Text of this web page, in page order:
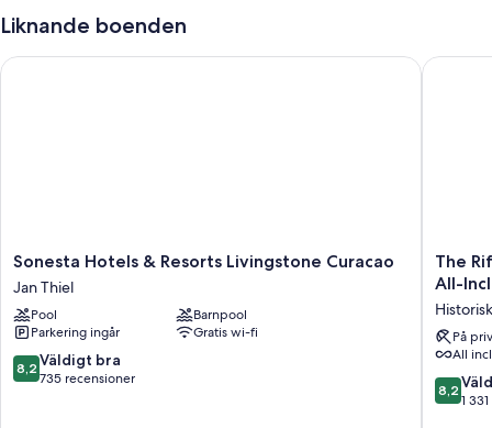
rummet samt en livsmedelsaffär/närbutik och en terrass.
Här följer några ytterligare förmåner:
personalen
Om rummen
Samtliga 154 rum hos Papagayo Beach Hotel kan erbjuda
bekvämligheter som luftkonditionering, samt ytterligare detaljer såsom
gratis wi-fi och värdeförvaringsskåp.
Liknande boenden
Sonesta
Hotels
&
Resorts
Livingstone
Curacao
Jan
Sonesta Hotels & Resorts Livingstone Curacao
Jan Thiel
Pool
Barnpool
Parkering ingår
Gratis wi-fi
8.2
av
8,2 Väldigt bra
735 recensioner
Sonesta Hotels & Resorts Livingstone Curacao
The
Rif
Beach
Curacao
All-
The
All-
På
All
8.2
av
8,2
1
The Rif